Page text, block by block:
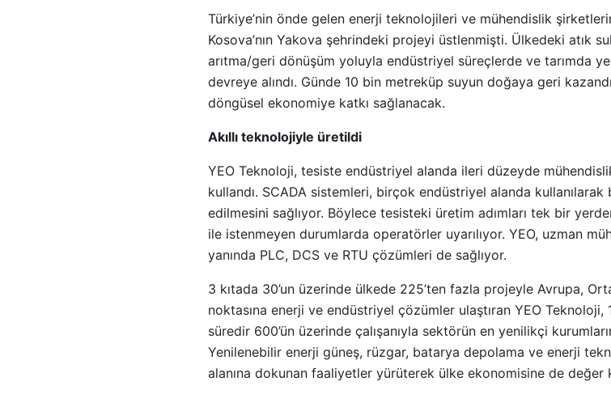
Türkiye’nin önde gelen enerji teknolojileri ve mühendislik
Kosova’nın Yakova şehrindeki projeyi üstlenmişti. Ülkedeki atık
arıtma/geri dönüşüm yoluyla endüstriyel süreçlerde ve tarımda
devreye alındı. Günde 10 bin metreküp suyun doğaya geri
döngüsel ekonomiye katkı sağlanacak.
Akıllı teknolojiyle üretildi
YEO Teknoloji, tesiste endüstriyel alanda ileri düzeyde
kullandı. SCADA sistemleri, birçok endüstriyel alanda
edilmesini sağlıyor. Böylece tesisteki üretim adımları tek bir
ile istenmeyen durumlarda operatörler uyarılıyor. YEO, uzman
yanında PLC, DCS ve RTU çözümleri de sağlıyor.
3 kıtada 30’un üzerinde ülkede 225’ten fazla projeyle Avrupa,
noktasına enerji ve endüstriyel çözümler ulaştıran YEO Teknoloji,
süredir 600’ün üzerinde çalışanıyla sektörün en yenilikçi
Yenilenebilir enerji güneş, rüzgar, batarya depolama ve enerji
alanına dokunan faaliyetler yürüterek ülke ekonomisine de değer